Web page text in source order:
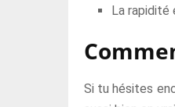
La rapidité
Si tu hésites